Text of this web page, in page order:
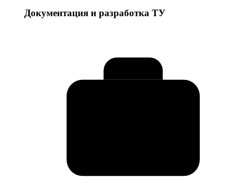
Документация и разработка ТУ